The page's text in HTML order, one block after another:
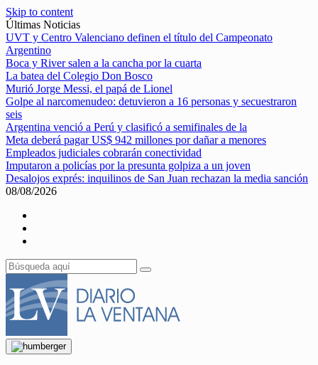
Skip to content
Últimas Noticias
UVT y Centro Valenciano definen el título del Campeonato
Argentino
Boca y River salen a la cancha por la cuarta
La batea del Colegio Don Bosco
Murió Jorge Messi, el papá de Lionel
Golpe al narcomenudeo: detuvieron a 16 personas y secuestraron
seis
Argentina venció a Perú y clasificó a semifinales de la
Meta deberá pagar US$ 942 millones por dañar a menores
Empleados judiciales cobrarán conectividad
Imputaron a policías por la presunta golpiza a un joven
Desalojos exprés: inquilinos de San Juan rechazan la media sanción
08/08/2026